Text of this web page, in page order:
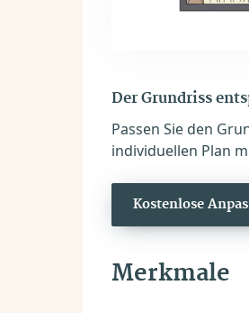
Der Grundriss
Passen Sie den
individuellen Plan
Kostenlose
Merkmale